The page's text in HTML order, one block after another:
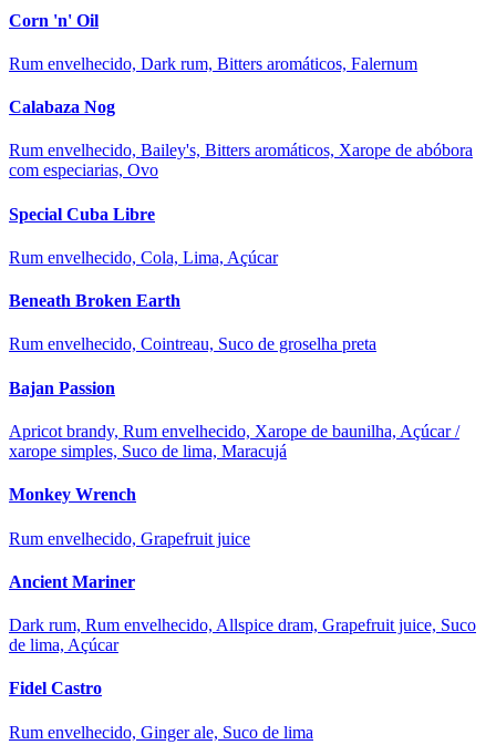
Corn 'n' Oil
Rum envelhecido, Dark rum, Bitters aromáticos, Falernum
Calabaza Nog
Rum envelhecido, Bailey's, Bitters aromáticos, Xarope de abóbora
com especiarias, Ovo
Special Cuba Libre
Rum envelhecido, Cola, Lima, Açúcar
Beneath Broken Earth
Rum envelhecido, Cointreau, Suco de groselha preta
Bajan Passion
Apricot brandy, Rum envelhecido, Xarope de baunilha, Açúcar /
xarope simples, Suco de lima, Maracujá
Monkey Wrench
Rum envelhecido, Grapefruit juice
Ancient Mariner
Dark rum, Rum envelhecido, Allspice dram, Grapefruit juice, Suco
de lima, Açúcar
Fidel Castro
Rum envelhecido, Ginger ale, Suco de lima